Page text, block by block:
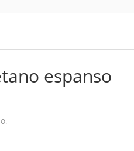
espanso